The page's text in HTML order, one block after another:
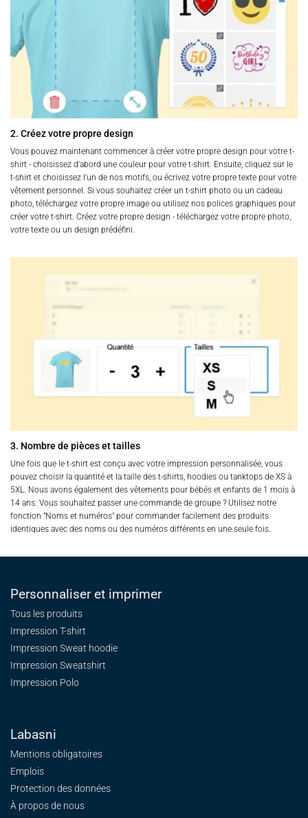
2. Créez votre propre design
Vous pouvez maintenant commencer à créer votre propre design pour votre t-
shirt - choisissez d'abord une couleur pour votre t-shirt. Ensuite, cliquez sur le
t-shirt et choisissez l'un de nos motifs, ou écrivez votre propre texte pour votre
vêtement personnel. Si vous souhaitez créer un t-shirt photo ou un cadeau
photo, téléchargez votre propre image ou utilisez nos polices graphiques pour
créer votre t-shirt. Créez votre propre design - téléchargez votre propre photo,
votre texte ou un design prédéfini.
3. Nombre de pièces et tailles
Une fois que le t-shirt est conçu avec votre impression personnalisée, vous
pouvez choisir la quantité et la taille des t-shirts, hoodies ou tanktops de XS à
5XL. Nous avons également des vêtements pour bébés et enfants de 1 mois à
14 ans. Vous souhaitez passer une commande de groupe ? Utilisez notre
fonction "Noms et numéros" pour commander facilement des produits
identiques avec des noms ou des numéros différents en une seule fois.
Personnaliser et imprimer
Tous les produits
Impression T-shirt
Impression Sweat hoodie
Impression Sweatshirt
Impression Polo
Labasni
Mentions obligatoires
Emplois
Protection des données
À propos de nous